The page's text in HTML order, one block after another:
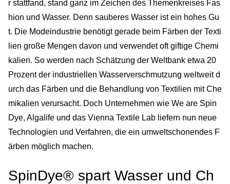
r stattfand, stand ganz im Zeichen des Themenkreises Fas
hion und Wasser. Denn sauberes Wasser ist ein hohes Gu
t. Die Modeindustrie benötigt gerade beim Färben der Texti
lien große Mengen davon und verwendet oft giftige Chemi
kalien. So werden nach Schätzung der Weltbank etwa 20
Prozent der industriellen Wasserverschmutzung weltweit d
urch das Färben und die Behandlung von Textilien mit Che
mikalien verursacht. Doch Unternehmen wie We are Spin
Dye, Algalife und das Vienna Textile Lab liefern nun neue
Technologien und Verfahren, die ein umweltschonendes F
ärben möglich machen.
SpinDye® spart Wasser und Ch